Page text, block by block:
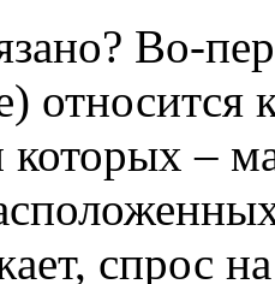
Во-
относится
которых –
спрос